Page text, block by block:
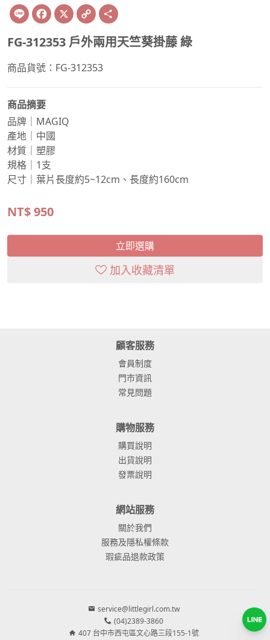
Line Facebook
X Copy
Link
FG-312353 戶外兩用天竺葵掛藤 綠
商品貨號：FG-312353
商品摘要
品牌｜MAGIQ
產地｜中國
材質｜塑膠
規格｜1支
尺寸｜葉片長度約5~12cm、長度約160cm
NT$950
立即選購
加入收藏清單
顧客服務
會員制度
門市資訊
常見問題
購物服務
購買說明
出貨說明
發票說明
網站服務
關於我們
服務及隱私權條款
瑕疵品退款政策
service@littlegirl.com.tw
(04)2389-3860
407 台中市西屯區文心路三段155-1號